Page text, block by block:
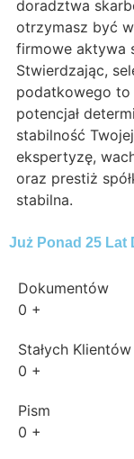
doradztwa
otrzymasz być
firmowe aktywa
Stwierdzając,
podatkowego
potencjał
stabilność
ekspertyzę,
oraz prestiż
stabilna.
Już Ponad 25 Lat
Dokumentów
0 +
Stałych Klientów
0 +
Pism
0 +